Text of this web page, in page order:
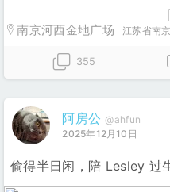
南京河西金地广场 江苏省南
355
阿房公 @ahfun
2025年12月10日
偷得半日闲，陪 Lesley 过